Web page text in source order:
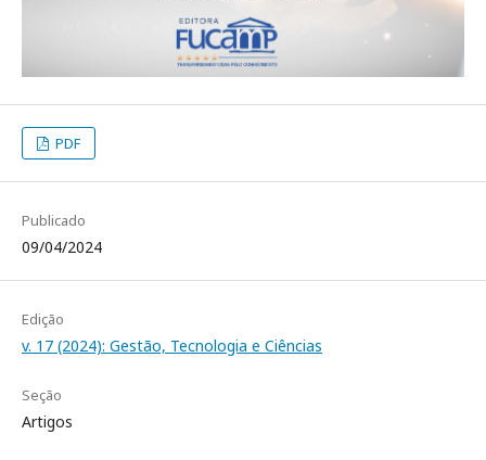
PDF
Publicado
09/04/2024
Edição
v. 17 (2024): Gestão, Tecnologia e Ciências
Seção
Artigos